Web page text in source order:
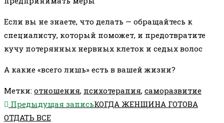
Если вы не знаете, что делать — обращайтесь к
специалисту, который поможет, и предотвратите
кучу потерянных нервных клеток и седых волос
А какие «всего лишь» есть в вашей жизни?
Метки: отношения, психотерапия, саморазвитие
Еще
статьи
Предыдущая записьКОГДА ЖЕНЩИНА ГОТОВА
ОТДАТЬ ВСЕ